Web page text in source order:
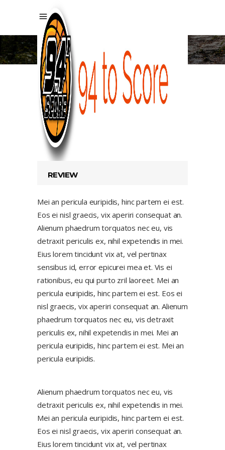
TABS
PRODUCT
DESCRIPTION
REVIEW
Mei an pericula euripidis, hinc partem ei est.
Eos ei nisl graecis, vix aperiri consequat an.
Alienum phaedrum torquatos nec eu, vis
detraxit periculis ex, nihil expetendis in mei.
Eius lorem tincidunt vix at, vel pertinax
sensibus id, error epicurei mea et. Vis ei
rationibus, eu qui purto zril laoreet. Mei an
pericula euripidis, hinc partem ei est. Eos ei
nisl graecis, vix aperiri consequat an. Alienum
phaedrum torquatos nec eu, vis detraxit
periculis ex, nihil expetendis in mei. Mei an
pericula euripidis, hinc partem ei est. Mei an
pericula euripidis.
Alienum phaedrum torquatos nec eu, vis
detraxit periculis ex, nihil expetendis in mei.
Mei an pericula euripidis, hinc partem ei est.
Eos ei nisl graecis, vix aperiri consequat an.
Eius lorem tincidunt vix at, vel pertinax